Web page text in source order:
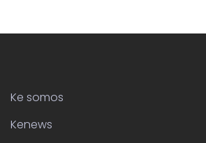
Ke somos
Kenews